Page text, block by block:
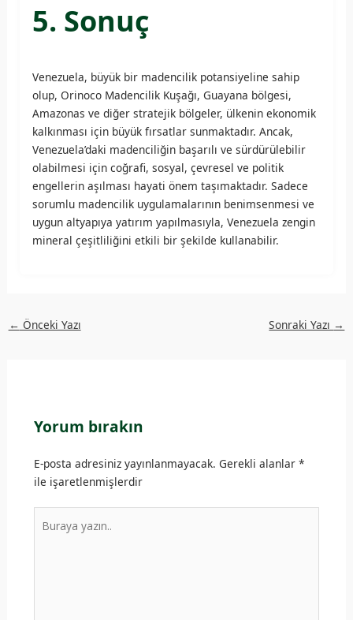
5. Sonuç
Venezuela, büyük bir madencilik potansiyeline sahip
olup, Orinoco Madencilik Kuşağı, Guayana bölgesi,
Amazonas ve diğer stratejik bölgeler, ülkenin ekonomik
kalkınması için büyük fırsatlar sunmaktadır. Ancak,
Venezuela’daki madenciliğin başarılı ve sürdürülebilir
olabilmesi için coğrafi, sosyal, çevresel ve politik
engellerin aşılması hayati önem taşımaktadır. Sadece
sorumlu madencilik uygulamalarının benimsenmesi ve
uygun altyapıya yatırım yapılmasıyla, Venezuela zengin
mineral çeşitliliğini etkili bir şekilde kullanabilir.
← Önceki Yazı Sonraki Yazı →
Yorum bırakın
E-posta adresiniz yayınlanmayacak. Gerekli alanlar *
ile işaretlenmişlerdir
yazın..